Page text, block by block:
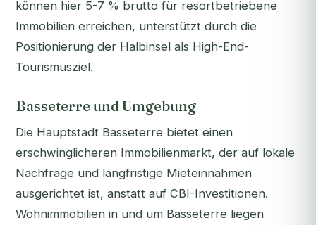
können hier 5-7 % brutto für resortbetriebene
Immobilien erreichen, unterstützt durch die
Positionierung der Halbinsel als High-End-
Tourismusziel.
Basseterre und Umgebung
Die Hauptstadt Basseterre bietet einen
erschwinglicheren Immobilienmarkt, der auf lokale
Nachfrage und langfristige Mieteinnahmen
ausgerichtet ist, anstatt auf CBI-Investitionen.
Wohnimmobilien in und um Basseterre liegen